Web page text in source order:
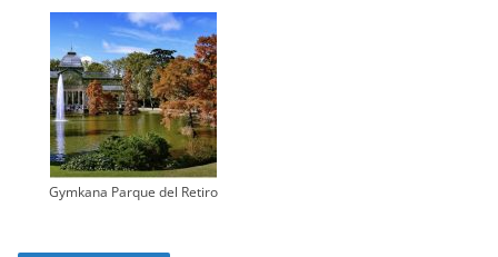
Gymkana Parque del Retiro